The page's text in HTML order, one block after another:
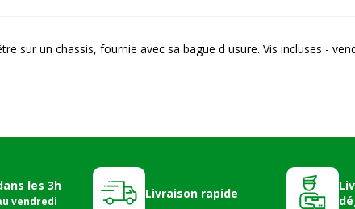
sur un chassis, fournie avec sa bague d usure. Vis incluses -
les 3h
vendredi
Livraison rapide